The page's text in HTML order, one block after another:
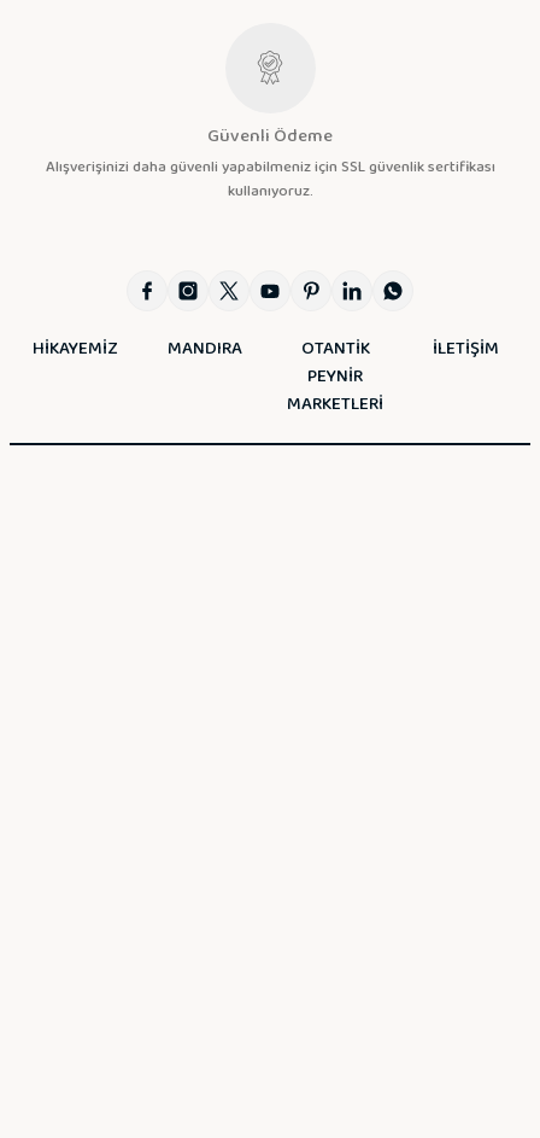
Güvenli Ödeme
Alışverişinizi daha güvenli yapabilmeniz için SSL güvenlik sertifikası
kullanıyoruz.
HİKAYEMİZ MANDIRA
OTANTİK
PEYNİR
MARKETLERİ
İLETİŞİM